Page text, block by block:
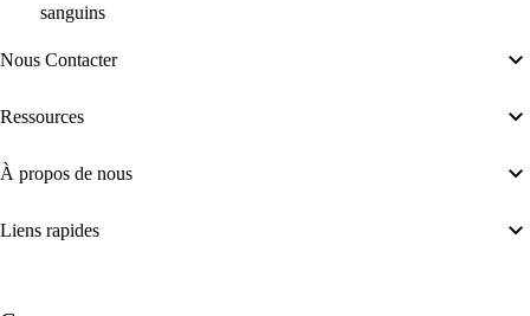
sanguins
Nous Contacter
Ressources
À propos de nous
Liens rapides